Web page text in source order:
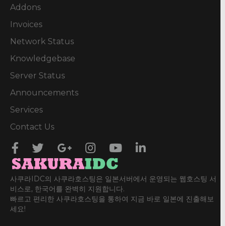
Addons
Invoices
Network Status
Knowledgebase
Server Status
Announcements
Services
Contact Us
사쿠라IDC의 사쿠라호스팅은 일본서버에서 운영되는 웹호스팅 서
비스로, 한국어를 완벽히 지원합니다.
빠르고 편리한 사쿠라호스팅을 통하여 지금 바로 일본에 진출해보
세요!